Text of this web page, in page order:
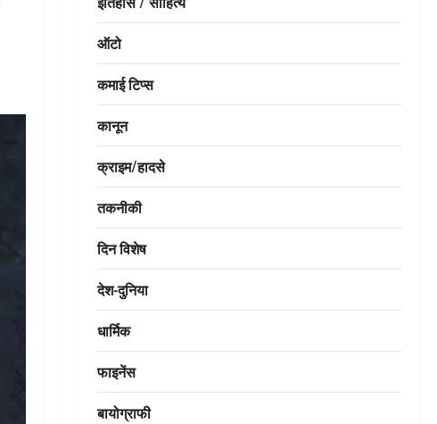
ऑटो
कमाई टिप्स
कानून
क्राइम/हादसे
तकनीकी
दिन विशेष
देश-दुनिया
धार्मिक
फाइनेंस
बायोग्राफी